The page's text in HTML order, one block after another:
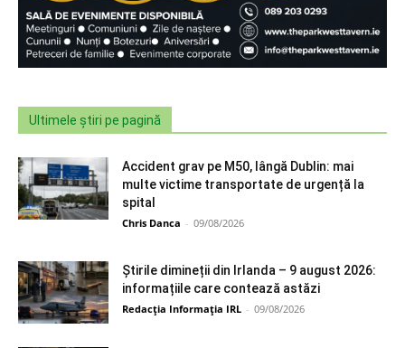
Ultimele știri pe pagină
Accident grav pe M50, lângă Dublin: mai
multe victime transportate de urgență la
spital
Chris Danca - 09/08/2026
Știrile dimineții din Irlanda – 9 august 2026:
informațiile care contează astăzi
Redacția Informația IRL - 09/08/2026